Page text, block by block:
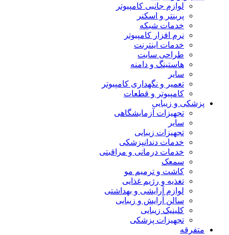
لوازم جانبی کامپیوتر
پرینتر و اسکنر
خدمات شبکه
نرم افزار کامپیوتر
خدمات اینترنت
طراحی سایت
هاستینگ و دامنه
سایر
تعمیر و نگهداری کامپیوتر
کامپیوتر و قطعات
پزشکی و زیبایی
تجهیزات آزمایشگاهی
سایر
تجهیزات زیبایی
خدمات دندانپزشکی
خدمات درمانی و مراقبتی
سمعک
کاشت و ترمیم مو
تغذیه و رژیم غذایی
لوازم آرایشی و بهداشتی
سالن آرایش و زیبایی
کلینیک زیبایی
تجهیزات پزشکی
متفرقه